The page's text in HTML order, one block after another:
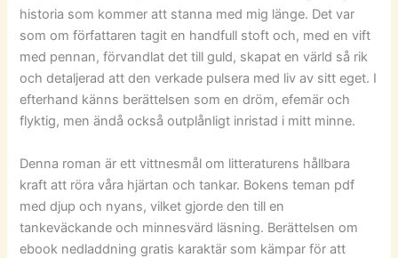
historia som kommer att stanna med mig länge. Det var
som om författaren tagit en handfull stoft och, med en vift
med pennan, förvandlat det till guld, skapat en värld så rik
och detaljerad att den verkade pulsera med liv av sitt eget. I
efterhand känns berättelsen som en dröm, efemär och
flyktig, men ändå också outplånligt inristad i mitt minne.
Denna roman är ett vittnesmål om litteraturens hållbara
kraft att röra våra hjärtan och tankar. Bokens teman pdf
med djup och nyans, vilket gjorde den till en
tankeväckande och minnesvärd läsning. Berättelsen om
ebook nedladdning gratis karaktär som kämpar för att